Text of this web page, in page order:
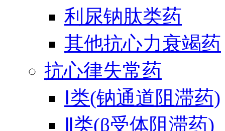
利尿钠肽类药
其他抗心力衰竭药
抗心律失常药
Ⅰ类(钠通道阻滞药)
Ⅱ类(β受体阻滞药)